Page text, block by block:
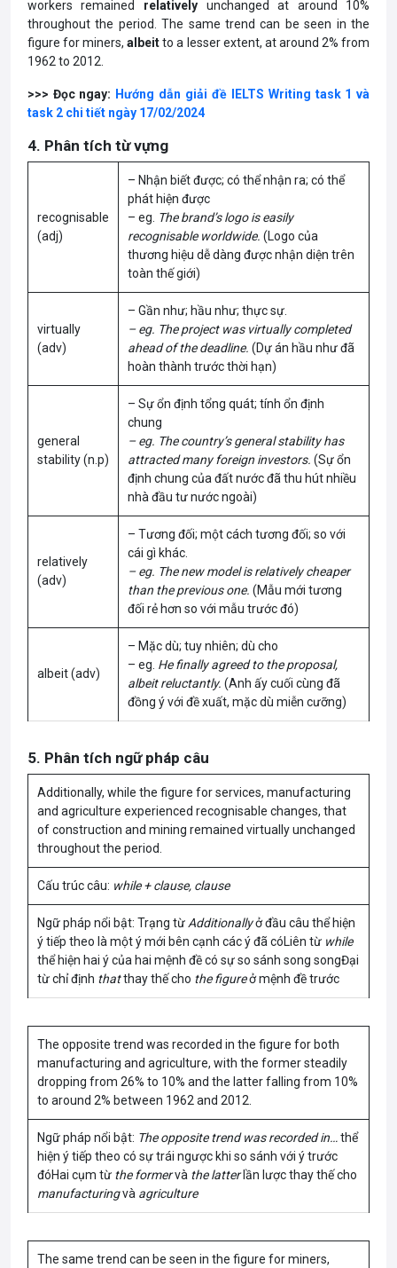
workers remained relatively unchanged at around 10%
throughout the period. The same trend can be seen in the
figure for miners,albeitto a lesser extent, at around 2% from
1962 to 2012.
>>> Đọc ngay: Hướng dẫn giải đề IELTS Writing task 1 và
task 2 chi tiết ngày 17/02/2024
4. Phân tích từ vựng
recognisable
(adj)
– Nhận biết được; có thể nhận ra; có thể
phát hiện được
– eg. The brand’s logo is easily
recognisable worldwide. (Logo của
thương hiệu dễ dàng được nhận diện trên
toàn thế giới)
virtually
(adv)
– Gần như; hầu như; thực sự.
– eg. The project was virtually completed
ahead of the deadline. (Dự án hầu như đã
hoàn thành trước thời hạn)
general
stability (n.p)
– Sự ổn định tổng quát; tính ổn định
chung
– eg. The country’s general stability has
attracted many foreign investors. (Sự ổn
định chung của đất nước đã thu hút nhiều
nhà đầu tư nước ngoài)
relatively
(adv)
– Tương đối; một cách tương đối; so với
cái gì khác.
– eg. The new model is relatively cheaper
than the previous one. (Mẫu mới tương
đối rẻ hơn so với mẫu trước đó)
albeit (adv)
– Mặc dù; tuy nhiên; dù cho
– eg. He finally agreed to the proposal,
albeit reluctantly. (Anh ấy cuối cùng đã
đồng ý với đề xuất, mặc dù miễn cưỡng)
5. Phân tích ngữ pháp câu
Additionally, while the figure for services, manufacturing
and agriculture experienced recognisable changes, that
of construction and mining remained virtually unchanged
throughout the period.
Cấu trúc câu: while + clause, clause
Ngữ pháp nổi bật: Trạng từAdditionallyở đầu câu thể hiện
ý tiếp theo là một ý mới bên cạnh các ý đã cóLiên từ while
thể hiện hai ý của hai mệnh đề có sự so sánh song songĐại
từ chỉ định thatthay thế cho the figureở mệnh đề trước
The opposite trend was recorded in the figure for both
manufacturing and agriculture, with the former steadily
dropping from 26% to 10% and the latter falling from 10%
to around 2% between 1962 and 2012.
Ngữ pháp nổi bật: The opposite trend was recorded in…thể
hiện ý tiếp theo có sự trái ngược khi so sánh với ý trước
đóHai cụm từ the formervà the latterlần lược thay thế cho
manufacturingvà agriculture
The same trend can be seen in the figure for miners,